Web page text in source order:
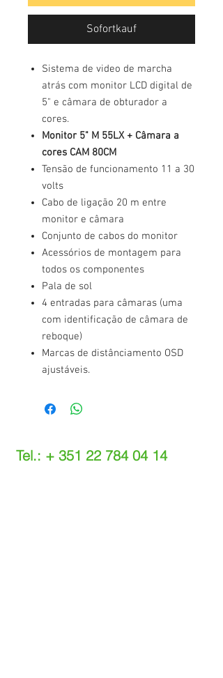
Sofortkauf
Sistema de video de marcha
atrás com monitor LCD digital de
5" e câmara de obturador a
cores.
Monitor 5" M 55LX + Câmara a
cores CAM 80CM
Tensão de funcionamento 11 a 30
volts
Cabo de ligação 20 m entre
monitor e câmara
Conjunto de cabos do monitor
Acessórios de montagem para
todos os componentes
Pala de sol
4 entradas para câmaras (uma
com identificação de câmara de
reboque)
Marcas de distânciamento OSD
ajustáveis.
Tel.: + 351 22 784 04 14